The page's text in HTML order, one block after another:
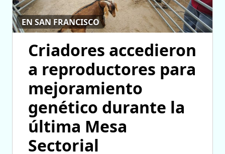
EN SAN FRANCISCO
Criadores accedieron
a reproductores para
mejoramiento
genético durante la
última Mesa
Sectorial